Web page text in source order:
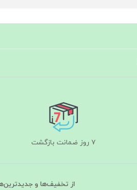
۷ روز ضمانت بازگشت
از تخفیف‌ها و